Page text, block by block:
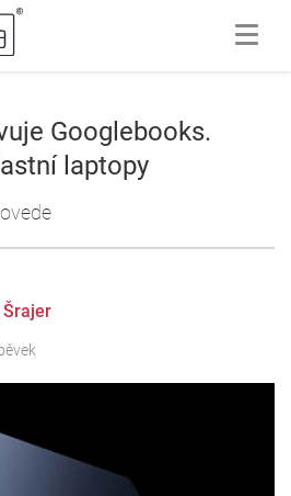
Googlebooks.
laptopy